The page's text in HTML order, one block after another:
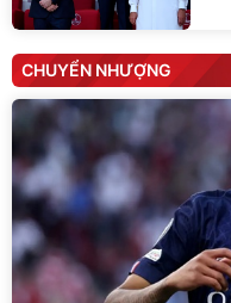
CHUYỂN NHƯỢNG